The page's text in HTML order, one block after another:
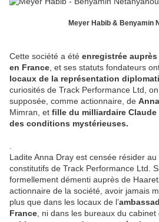
Meyer Habib & Benyamin
Cette société a été enregistrée auprès
en France , et ses statuts fondateurs
locaux de la représentation
curiosités de Track Performance Ltd,
supposée, comme actionnaire, de
Mimran, et fille du milliardaire Claude
des conditions mystérieuses.
Ladite Anna Dray est censée résider au
constitutifs de Track Performance Ltd.
formellement démenti auprès de
actionnaire de la société, avoir jamais
plus que dans les locaux de l’
France , ni dans les bureaux du